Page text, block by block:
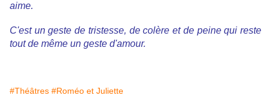
aime.
C'est un geste de tristesse, de colère et de peine qui reste
tout de même un geste d'amour.
#Théâtres #Roméo et Juliette